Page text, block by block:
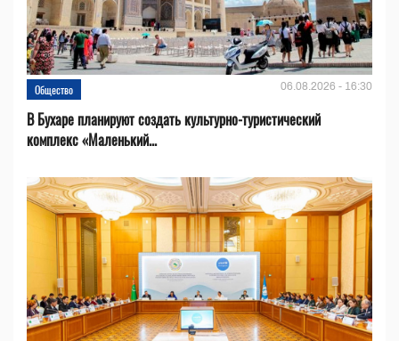
Общество 06.08.2026 - 16:30
В Бухаре планируют создать культурно-туристический
комплекс «Маленький...